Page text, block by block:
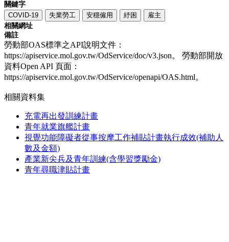
關鍵字
COVID-19
失業勞工 安穩僱用 紓困
雇主
相關網址
備註
勞動部OAS標準之API說明文件：
https://apiservice.mol.gov.tw/OdService/doc/v3.json。 勞動部開放
資料Open API 頁面：
https://apiservice.mol.gov.tw/OdService/openapi/OAS.html。
相關資料集
充電再出發訓練計畫
青年就業旗艦計畫
視覺功能障礙者從事按摩工作補貼計畫執行成效(補助人
數及金額)
產業新尖兵及青年訓練(含學習獎勵金)
青年尋職津貼計畫